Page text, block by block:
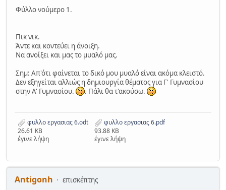
Φύλλο νούμερο 1.
Πικ νικ.
Άντε και κοντεύει η άνοιξη.
Να ανοίξει και μας το μυαλό μας.
Σημ: Απ'ότι φαίνεται το δικό μου μυαλό είναι ακόμα κλειστό.
Δεν εξηγείται αλλιώς η δημιουργία θέματος για Γ' Γυμνασίου
στην Α' Γυμνασίου.
. Πάλι θα τ'ακούσω.
φυλλο εργασιας 6.odt
26.61 KB
έγινε λήψη
φυλλο εργασιας 6.pdf
93.88 KB
έγινε λήψη
Antigonh
επισκέπτης